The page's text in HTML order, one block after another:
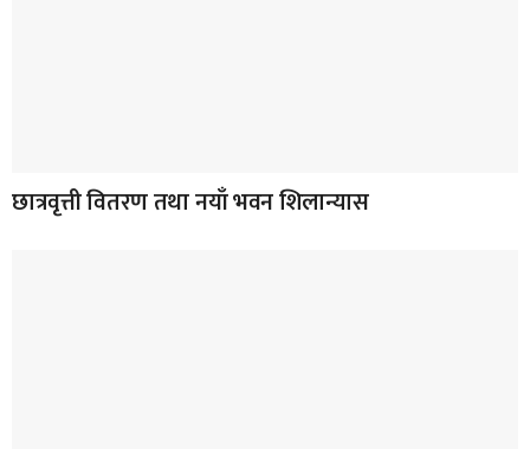
छात्रवृत्ती वितरण तथा नयाँ भवन शिलान्यास